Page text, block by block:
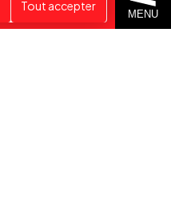
MENU
00 94
Tout accepter